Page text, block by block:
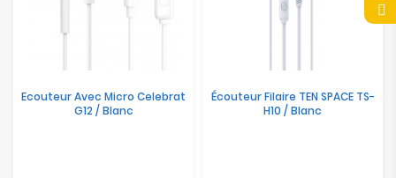
Ecouteur Avec Micro Celebrat
G12 / Blanc
Écouteur Filaire TEN SPACE TS-
H10 / Blanc